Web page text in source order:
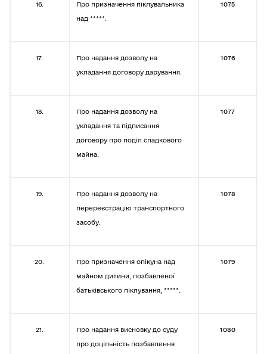
16.
Про призначення піклувальника
над *****.
1075
17.
Про надання дозволу на
укладання договору дарування.
1076
18.
Про надання дозволу на
укладання та підписання
договору про поділ спадкового
майна.
1077
19.
Про надання дозволу на
перереєстрацію транспортного
засобу.
1078
20.
Про призначення опікуна над
майном дитини, позбавленої
батьківського піклування, *****.
1079
21.
Про надання висновку до суду
про доцільність позбавлення
1080